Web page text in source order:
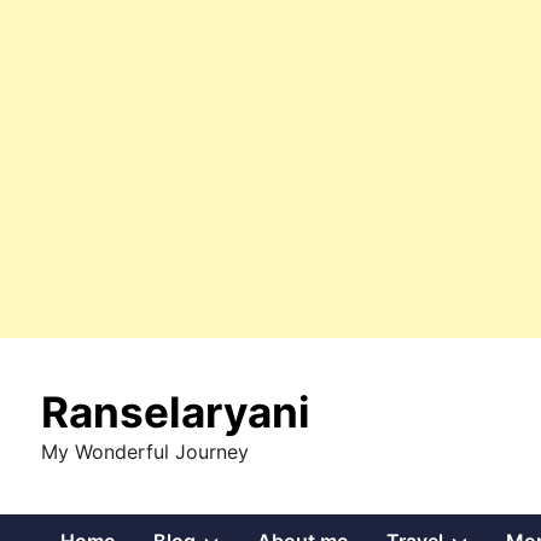
contentRanselaryani
My Wonderful Journey